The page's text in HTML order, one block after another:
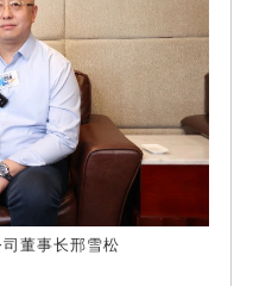
董事长邢雪松